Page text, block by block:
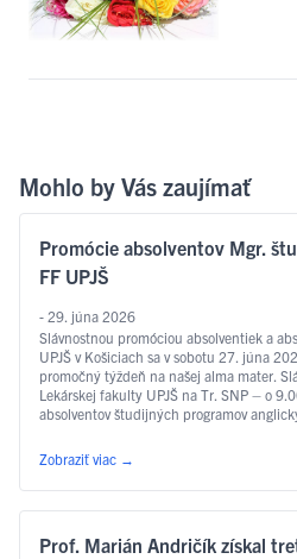
Mohlo by Vás zaujímať
Promócie absolventov Mgr.
FF UPJŠ
- 29. júna 2026
Slávnostnou promóciou absolventiek a
UPJŠ v Košiciach sa v sobotu 27. júna
promočný týždeň na našej alma mater.
Lekárskej fakulty UPJŠ na Tr. SNP – o
absolventov študijných programov
Čítať ďalej
Zobraziť viac →
Prof. Marián Andričík získal